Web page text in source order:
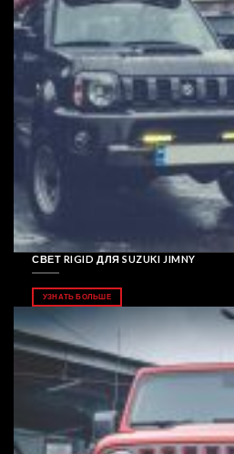
СВЕТ RIGID ДЛЯ SUZUKI JIMNY
УЗНАТЬ БОЛЬШЕ